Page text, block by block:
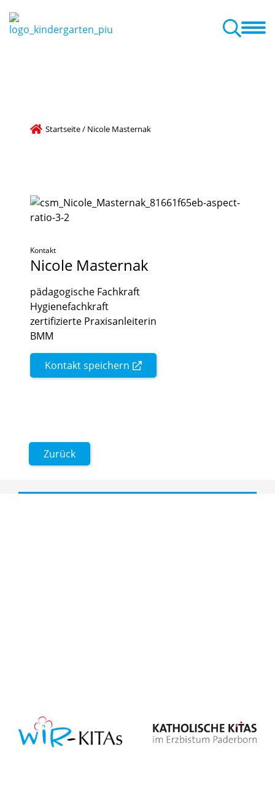
Familienzentrum Aktuelles + Termine
Startseite/ Nicole Masternak
Kontakt
Nicole Masternak
pädagogische Fachkraft
Hygienefachkraft
zertifizierte Praxisanleiterin
BMM
Kontakt speichern
Zurück